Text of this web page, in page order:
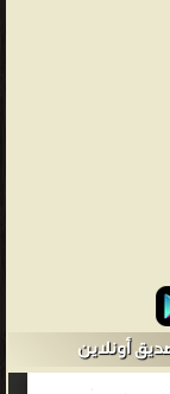
فخلفه من بعده عمر بن
بن كعب بن سعد
مالك بن النضر
أونلاين